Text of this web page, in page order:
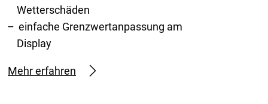
Wetterschäden
einfache Grenzwertanpassung am
Display
Mehr erfahren